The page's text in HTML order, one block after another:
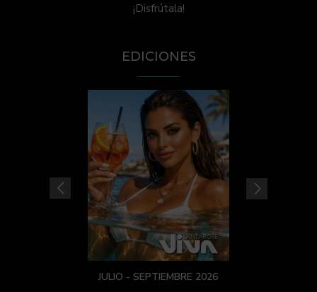
¡Disfrútala!
EDICIONES
JULIO - SEPTIEMBRE 2026